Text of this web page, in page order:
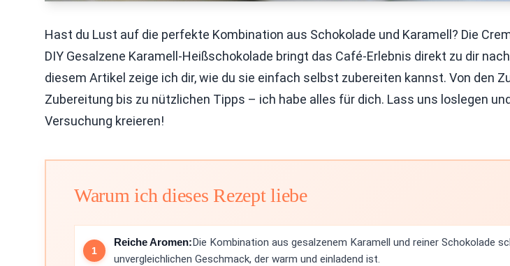
Hast du Lust auf die perfekte Kombination aus Schokolade und Karamell? Die
DIY Gesalzene Karamell-Heißschokolade bringt das Café-Erlebnis direkt zu dir
diesem Artikel zeige ich dir, wie du sie einfach selbst zubereiten kannst. Von den
Zubereitung bis zu nützlichen Tipps – ich habe alles für dich. Lass uns loslegen
Versuchung kreieren!
Warum ich dieses Rezept liebe
Reiche Aromen:Die Kombination aus gesalzenem Karamell und reiner Schokolade
unvergleichlichen Geschmack, der warm und einladend ist.